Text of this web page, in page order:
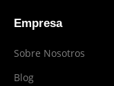
Empresa
Sobre Nosotros
Blog